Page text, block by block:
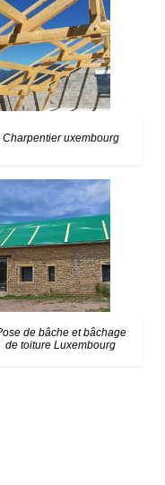
Charpentier uxembourg
de bâche et bâchage
de toiture Luxembourg